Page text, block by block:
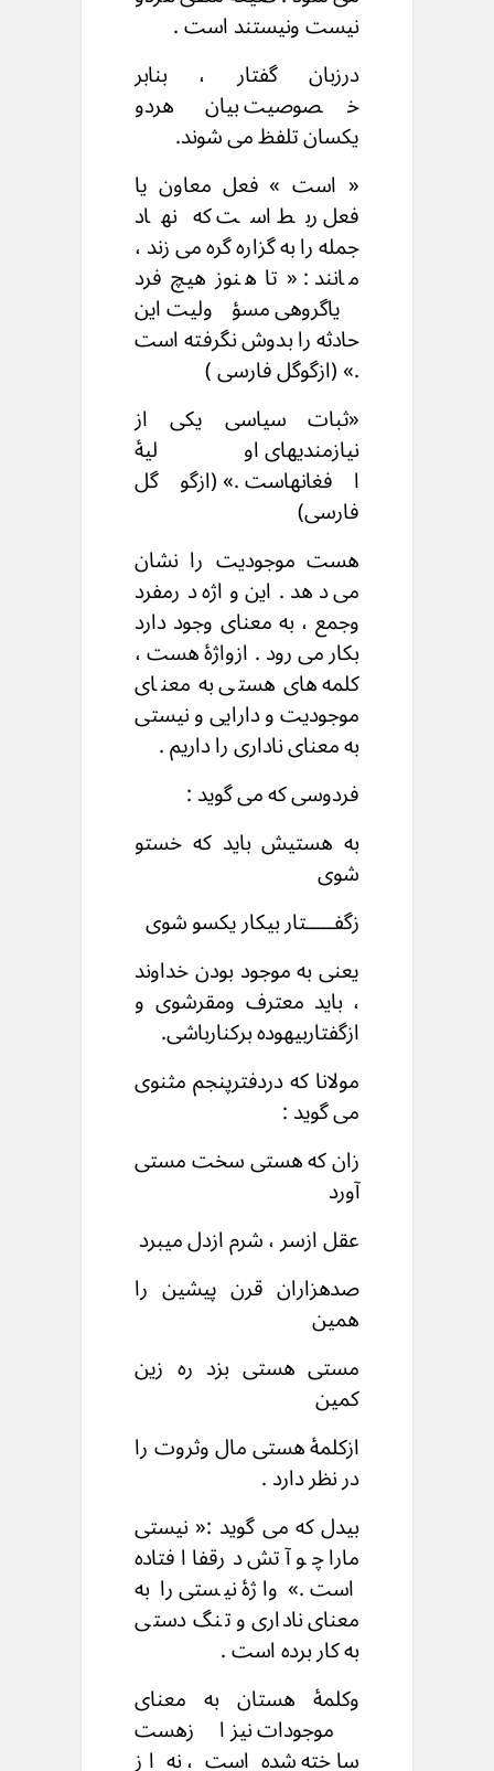
نیست ونیستند است .
درزبان گفتار ، بنابر
خصوصیت بیان هردو
یکسان تلفظ می شوند.
« است » فعل معاون یا
فعل ربط است که نهاد
جمله را به گزاره گره می زند ،
مانند : « تا هنوز هیچ فرد
یاگروهی مسؤولیت این
حادثه را بدوش نگرفته است
.» (ازگوگل فارسی )
«ثبات سیاسی یکی از
نیازمندیهای اولیۀ
افغانهاست .» (ازگوگل
فارسی)
هست موجودیت را نشان
می دهد .این واژه درمفرد
وجمع ، به معنای وجود دارد
بکار می رود . ازواژۀ هست ،
کلمه های هستی به معنای
موجودیت و دارایی و نیستی
به معنای ناداری را داریم .
فردوسی که می گوید :
به هستیش باید که خستو
شوی
زگفـــــتار بیکار یکسو شوی
یعنی به موجود بودن خداوند
، باید معترف ومقرشوی و
ازگفتاربیهوده برکنارباشی.
مولانا که دردفترپنجم مثنوی
می گوید :
زان که هستی سخت مستی
آورد
عقل ازسر ، شرم ازدل میبرد
صدهزاران قرن پیشین را
همین
مستی هستی بزد ره زین
کمین
ازکلمۀ هستی مال وثروت را
در نظر دارد .
بیدل که می گوید :« نیستی
مارا چو آتش درقفا افتاده
است .» واژۀ نیستی را به
معنای ناداری و تنگ دستی
به کار برده است .
وکلمۀ هستان به معنای
موجودات نیز ازهست
ساخته شده است ، نه از